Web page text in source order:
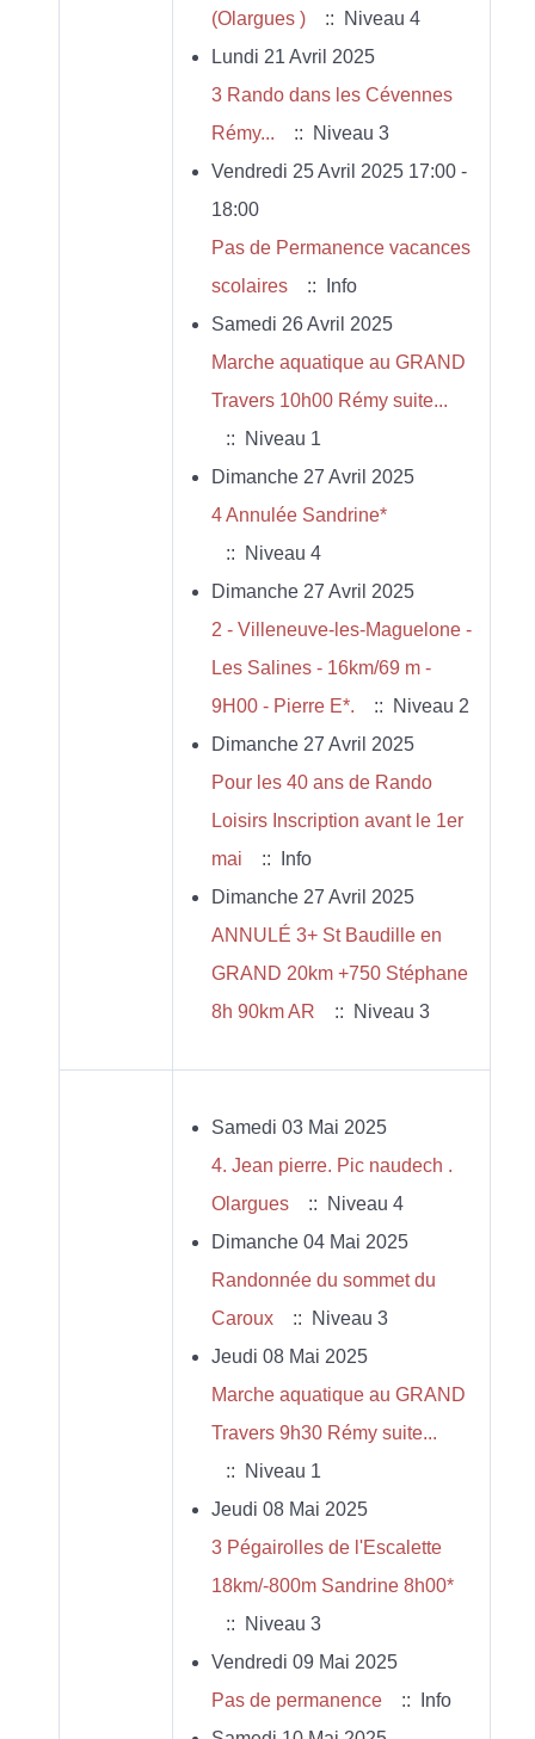
(Olargues )
:: Niveau 4
Lundi 21 Avril 2025
3 Rando dans les Cévennes
Rémy...
:: Niveau 3
Vendredi 25 Avril 2025 17:00 -
18:00
Pas de Permanence vacances
scolaires
:: Info
Samedi 26 Avril 2025
Marche aquatique au GRAND
Travers 10h00 Rémy suite...
:: Niveau 1
Dimanche 27 Avril 2025
4 Annulée Sandrine*
:: Niveau 4
Dimanche 27 Avril 2025
2 - Villeneuve-les-Maguelone -
Les Salines - 16km/69 m -
9H00 - Pierre E*.
:: Niveau 2
Dimanche 27 Avril 2025
Pour les 40 ans de Rando
Loisirs Inscription avant le 1er
mai
:: Info
Dimanche 27 Avril 2025
ANNULÉ 3+ St Baudille en
GRAND 20km +750 Stéphane
8h 90km AR
:: Niveau 3
Samedi 03 Mai 2025
4. Jean pierre. Pic naudech .
Olargues
:: Niveau 4
Dimanche 04 Mai 2025
Randonnée du sommet du
Caroux
:: Niveau 3
Jeudi 08 Mai 2025
Marche aquatique au GRAND
Travers 9h30 Rémy suite...
:: Niveau 1
Jeudi 08 Mai 2025
3 Pégairolles de l'Escalette
18km/-800m Sandrine 8h00*
:: Niveau 3
Vendredi 09 Mai 2025
Pas de permanence
:: Info